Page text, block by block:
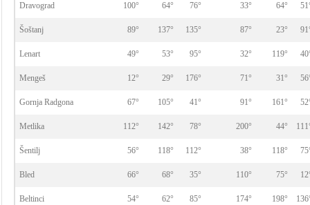
Dravograd 100° 64° 76° 33° 64°
Šoštanj 89° 137° 135° 87° 23°
Lenart 49° 53° 95° 32° 119°
Mengeš 12° 29° 176° 71° 31°
Gornja Radgona 67° 105° 41° 91° 161°
Metlika 112° 142° 78° 200° 44°
Šentilj 56° 118° 112° 38° 118°
Bled 66° 68° 35° 110° 75°
Beltinci 54° 62° 85° 174° 198°